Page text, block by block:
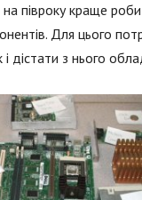
півроку краще
Для цього
дістати з нього